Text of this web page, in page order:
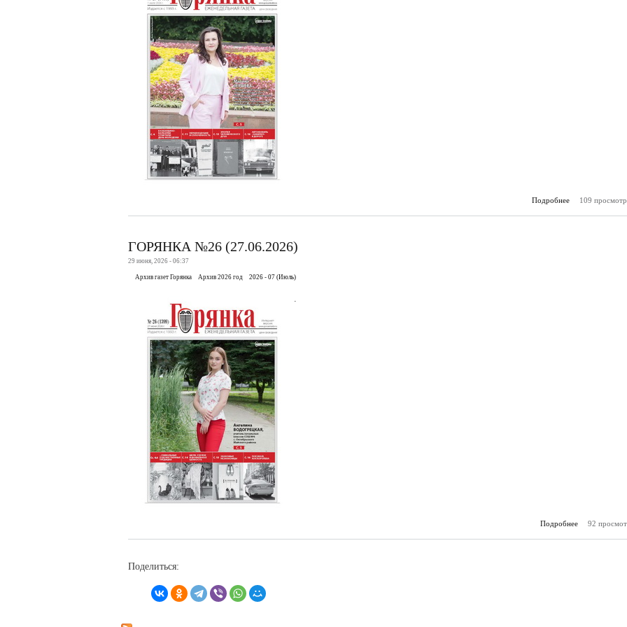
Подробнее
о
109
ГОРЯНКА №26 (27.06.2026)
29 июня, 2026 - 06:37
Архив газет Горянка Архив 2026 год 2026 - 07 (Июль)
.
Подробнее
о
92
Поделиться: